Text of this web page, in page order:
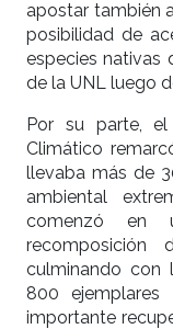
apostar también
posibilidad de
especies nativas
de la UNL luego
Por su parte,
Climático
llevaba más de
ambiental
comenzó en
culminando con
800 ejemplares
importante